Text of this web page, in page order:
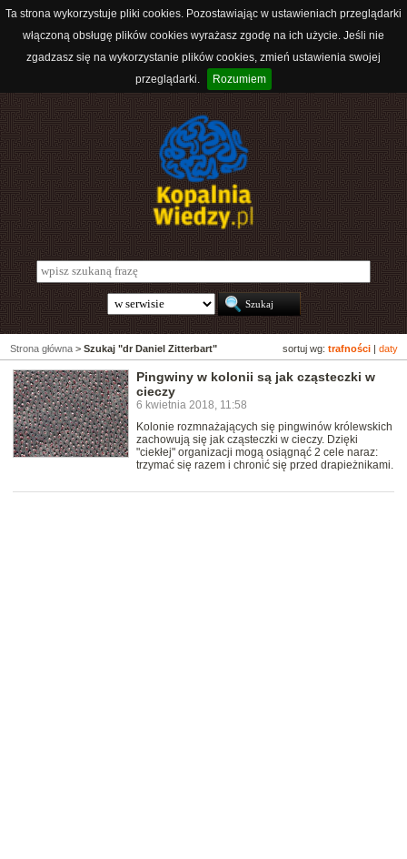
Ta strona wykorzystuje pliki cookies. Pozostawiając w ustawieniach przeglądarki
włączoną obsługę plików cookies wyrażasz zgodę na ich użycie. Jeśli nie
zgadzasz się na wykorzystanie plików cookies, zmień ustawienia swojej
przeglądarki.
Rozumiem
sortuj wg: trafności daty
Strona główna > Szukaj "dr Daniel Zitterbart"
Pingwiny w kolonii są jak cząsteczki w
cieczy
6 kwietnia 2018, 11:58
Kolonie rozmnażających się pingwinów królewskich
zachowują się jak cząsteczki w cieczy. Dzięki
"ciekłej" organizacji mogą osiągnąć 2 cele naraz:
trzymać się razem i chronić się przed drapieżnikami.